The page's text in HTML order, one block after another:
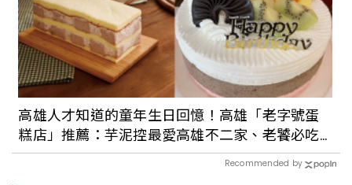
高雄人才知道的童年生日回憶！高雄「老字號蛋
糕店」推薦：芋泥控最愛高雄不二家、老饕必吃
百樂冰淇淋蛋糕
Recommended by